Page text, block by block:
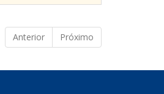
Anterior
Próximo